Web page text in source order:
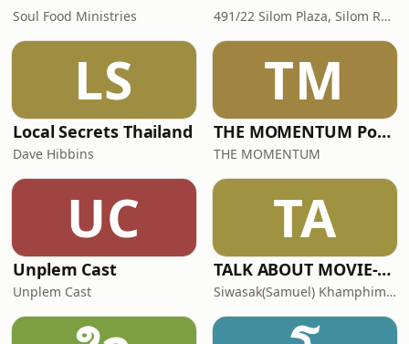
Soul Food Ministries 491/22 Silom Plaza, Silom Rd, Silom, Bang Rak, Bangkok, Thailand, 10500
LS
Local Secrets Thailand
Dave Hibbins
TM
THE MOMENTUM Podcast
THE MOMENTUM
UC
Unplem Cast
Unplem Cast
TA
TALK ABOUT MOVIE-RADIO(Podcast) Official Thailand(เสียงไทย)
Siwasak(Samuel) Khamphiman